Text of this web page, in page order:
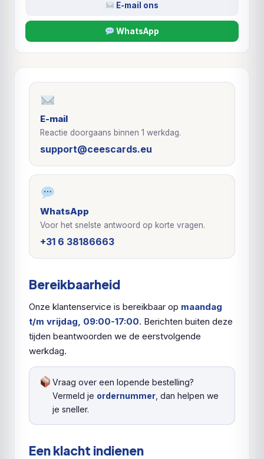
E-mail ons
WhatsApp
E-mail
Reactie doorgaans binnen 1 werkdag.
support@ceescards.eu
WhatsApp
Voor het snelste antwoord op korte vragen.
+31 6 38186663
Bereikbaarheid
Onze klantenservice is bereikbaar op maandag
t/m vrijdag, 09:00-17:00. Berichten buiten deze
tijden beantwoorden we de eerstvolgende
werkdag.
Vraag over een lopende bestelling?
Vermeld je ordernummer, dan helpen we
je sneller.
Een klacht indienen